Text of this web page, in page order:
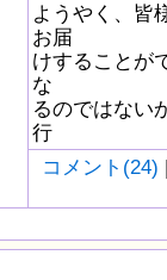
ようやく、皆
お届
けすることが
な
るのではない
行
コメント(24)